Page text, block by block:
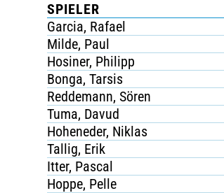
SPIELER
Garcia, Rafael
Milde, Paul
Hosiner, Philipp
Bonga, Tarsis
Reddemann, Sören
Tuma, Davud
Hoheneder, Niklas
Tallig, Erik
Itter, Pascal
Hoppe, Pelle